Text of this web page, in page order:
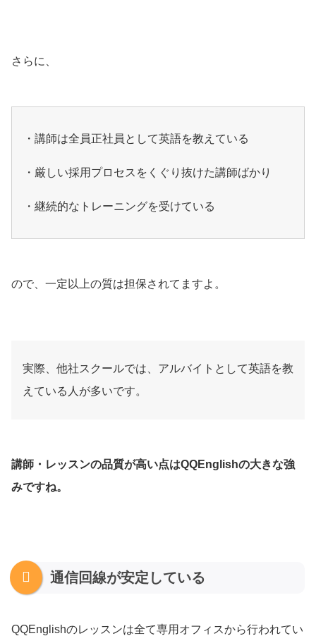
さらに、
・講師は全員正社員として英語を教えている
・厳しい採用プロセスをくぐり抜けた講師ばかり
・継続的なトレーニングを受けている
ので、一定以上の質は担保されてますよ。
実際、他社スクールでは、アルバイトとして英語を教
えている人が多いです。
講師・レッスンの品質が高い点はQQEnglishの大きな強
みですね。
通信回線が安定している
QQEnglishのレッスンは全て専用オフィスから行われてい